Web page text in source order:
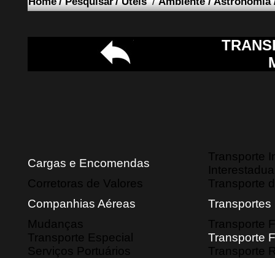
Cargas e Encomendas
Transporte
Corretoras de Valores
Transporte
Companhias Aéreas
Mudanças
Transporte
Transporte Especial
Transporte
Serviços Portuários
Transporte